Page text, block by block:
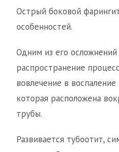
Острый боковой
особенностей.
Одним из его осложнений
распространение
вовлечение в
которая расположена
трубы.
Развивается тубоотит,